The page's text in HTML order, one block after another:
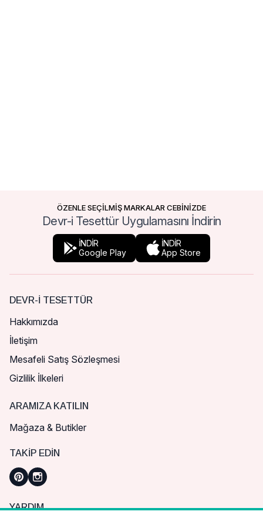
ÖZENLE SEÇİLMİŞ MARKALAR CEBİNİZDE
Devr-i Tesettür Uygulamasını İndirin
İNDİR
Google Play
İNDİR
App Store
DEVR-I TESETTÜR
Hakkımızda
İletişim
Mesafeli Satış Sözleşmesi
Gizlilik İlkeleri
ARAMIZA KATILIN
Mağaza & Butikler
TAKIP EDIN
YARDIM